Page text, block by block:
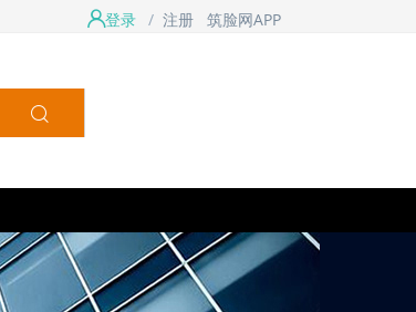
登录 / 注册 筑脸网APP